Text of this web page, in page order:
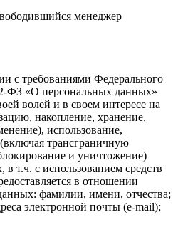
менеджер
с требованиями Федерального
ФЗ «О персональных данных»
волей и в своем интересе на
накопление, хранение,
использование,
трансграничную
и уничтожение)
т.ч. с использованием средств
в отношении
фамилии, имени, отчества;
электронной почты (e-mail);